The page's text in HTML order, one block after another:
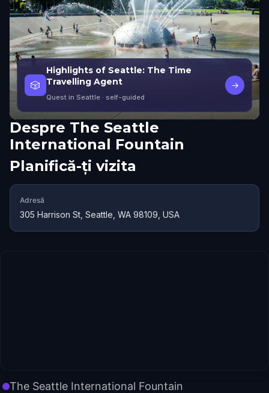
🎲
Highlights of Seattle: The Time
Travelling Agent
Quest in Seattle · self-guided
→
Despre The Seattle
International Fountain
Planifică-ți vizita
Adresă
305 Harrison St, Seattle, WA 98109, USA
The Seattle International Fountain